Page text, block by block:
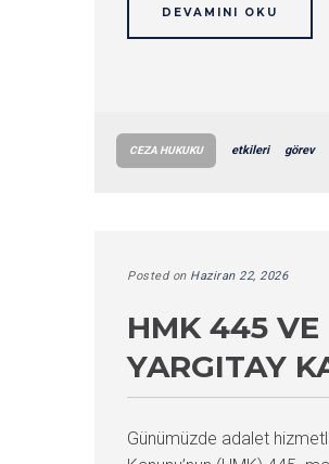
DEVAMINI OKU
CEZA HUKUKU etkileri görev
Posted on Haziran 22, 2026
HMK 445 VE
YARGITAY
Günümüzde adalet